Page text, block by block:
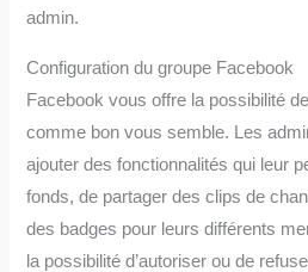
admin.
Configuration du groupe Facebook
Facebook vous offre la possibilité
comme bon vous semble. Les
ajouter des fonctionnalités qui leur
fonds, de partager des clips de
des badges pour leurs différents
la possibilité d’autoriser ou de